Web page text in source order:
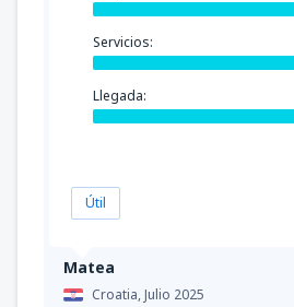
Matea
Croatia,Julio 2025
Servicios:
Llegada:
Útil